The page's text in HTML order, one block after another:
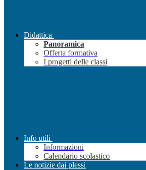
Didattica
Panoramica
Offerta formativa
I progetti delle classi
Info utili
Informazioni
Calendario scolastico
Le notizie dai plessi